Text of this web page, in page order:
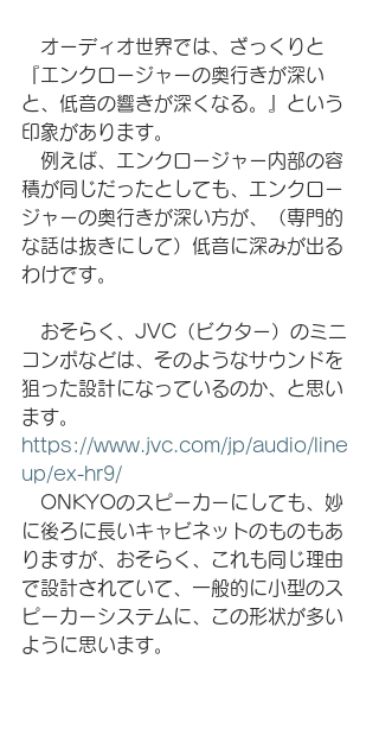
オーディオ世界では、ざっくりと
『エンクロージャーの奥行きが深い
と、低音の響きが深くなる。』という
印象があります。
例えば、エンクロージャー内部の容
積が同じだったとしても、エンクロー
ジャーの奥行きが深い方が、（専門的
な話は抜きにして）低音に深みが出る
わけです。
おそらく、JVC（ビクター）のミニ
コンポなどは、そのようなサウンドを
狙った設計になっているのか、と思い
ます。
https://www.jvc.com/jp/audio/line
up/ex-hr9/
ONKYOのスピーカーにしても、妙
に後ろに長いキャビネットのものもあ
りますが、おそらく、これも同じ理由
で設計されていて、一般的に小型のス
ピーカーシステムに、この形状が多い
ように思います。